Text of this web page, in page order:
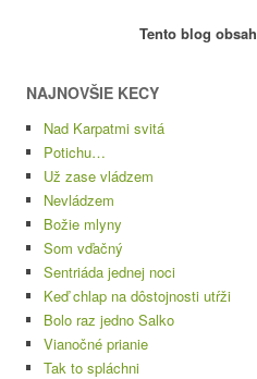
Tento blog
NAJNOVŠIE KECY
Nad Karpatmi svitá
Potichu…
Už zase vládzem
Nevládzem
Božie mlyny
Som vďačný
Sentriáda jednej noci
Keď chlap na dôstojnosti utŕži
Bolo raz jedno Salko
Vianočné prianie
Tak to spláchni